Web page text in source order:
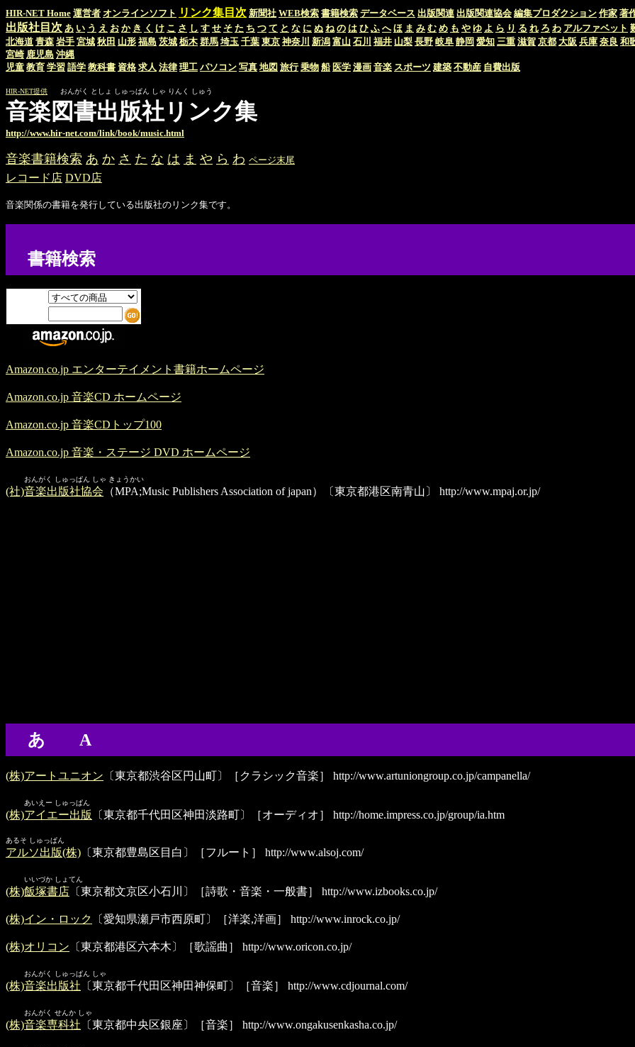
HIR-NET Home 運営者 オンラインソフト リンク集目次 新聞社 WEB検索 書籍検索 データベース 出版関連 出版関連協会 編集プロダクション 作家 著
出版社目次 あ い う え お か き く け こ さ し す せ そ た ち つ て と な に ぬ ね の は ひ ふ へ ほ ま み む め も や ゆ よ ら り る れ ろ わ アルファベット
北海道 青森 岩手 宮城 秋田 山形 福島 茨城 栃木 群馬 埼玉 千葉 東京 神奈川 新潟 富山 石川 福井 山梨 長野 岐阜 静岡 愛知 三重 滋賀 京都 大阪 兵庫 奈良 和
宮崎 鹿児島 沖縄
児童 教育 学習 語学 教科書 資格 求人 法律 理工 パソコン 写真 地図 旅行 乗物 船 医学 漫画 音楽 スポーツ 建築 不動産 自費出版
HIR-NET提供 おんがく としょ しゅっぱん しゃ りんく しゅう
音楽図書出版社リンク集
http://www.hir-net.com/link/book/music.html
音楽書籍検索 あ か さ た な は ま や ら わ ページ末尾
レコード店 DVD店
音楽関係の書籍を発行している出版社のリンク集です。
書籍検索
Amazon.co.jp エンターテイメント書籍ホームページ
Amazon.co.jp 音楽CD ホームページ
Amazon.co.jp 音楽CDトップ100
Amazon.co.jp 音楽・ステージ DVD ホームページ
おんがく しゅっぱん しゃ きょうかい
(社)音楽出版社協会 （MPA;Music Publishers Association of japan）〔東京都港区南青山〕 http://www.mpaj.or.jp/
あ A
(株)アートユニオン 〔東京都渋谷区円山町〕［クラシック音楽］ http://www.artuniongroup.co.jp/campanella/
あいえー しゅっぱん
(株)アイエー出版 〔東京都千代田区神田淡路町〕［オーディオ］ http://home.impress.co.jp/group/ia.htm
あるそ しゅっぱん
アルソ出版(株) 〔東京都豊島区目白〕［フルート］ http://www.alsoj.com/
いいづか しょてん
(株)飯塚書店 〔東京都文京区小石川〕［詩歌・音楽・一般書］ http://www.izbooks.co.jp/
(株)イン・ロック 〔愛知県瀬戸市西原町〕［洋楽,洋画］ http://www.inrock.co.jp/
(株)オリコン 〔東京都港区六本木〕［歌謡曲］ http://www.oricon.co.jp/
おんがく しゅっぱん しゃ
(株)音楽出版社 〔東京都千代田区神田神保町〕［音楽］ http://www.cdjournal.com/
おんがく せんか しゃ
(株)音楽専科社 〔東京都中央区銀座〕［音楽］ http://www.ongakusenkasha.co.jp/